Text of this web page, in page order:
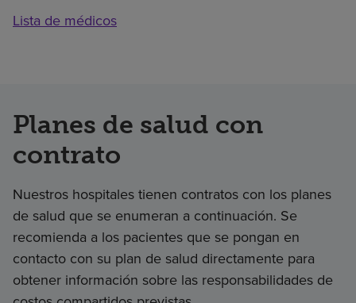
Lista de médicos
Planes de salud con
contrato
Nuestros hospitales tienen contratos con los planes
de salud que se enumeran a continuación. Se
recomienda a los pacientes que se pongan en
contacto con su plan de salud directamente para
obtener información sobre las responsabilidades de